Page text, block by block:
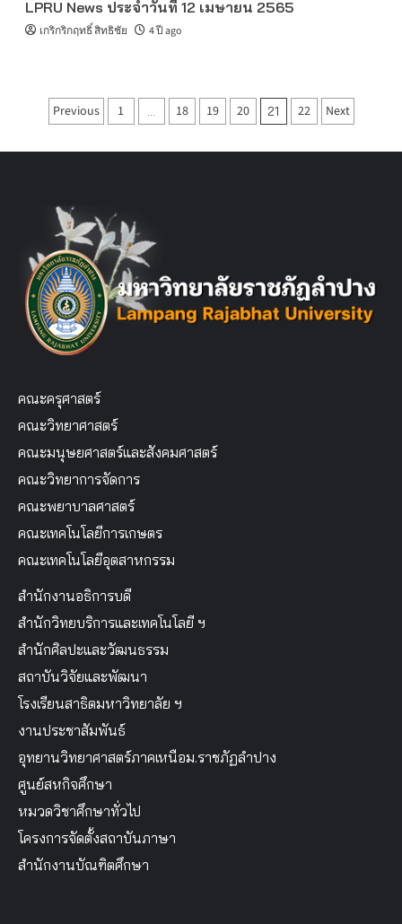
LPRU News ประจำวันที่ 12 เมษายน 2565
เกริกริกฤทธิ์ สิทธิชัย 4 ปี ago
Posts
Previous 1 … 18 19 20 21 22 Next
คณะครุศาสตร์
คณะวิทยาศาสตร์
คณะมนุษยศาสตร์และสังคมศาสตร์
คณะวิทยาการจัดการ
คณะพยาบาลศาสตร์
คณะเทคโนโลยีการเกษตร
คณะเทคโนโลยีอุตสาหกรรม
สำนักงานอธิการบดี
สำนักวิทยบริการและเทคโนโลยี ฯ
สำนักศิลปะและวัฒนธรรม
สถาบันวิจัยและพัฒนา
โรงเรียนสาธิตมหาวิทยาลัย ฯ
งานประชาสัมพันธ์
อุทยานวิทยาศาสตร์ภาคเหนือม.ราชภัฏลำปาง
ศูนย์สหกิจศึกษา
หมวดวิชาศึกษาทั่วไป
โครงการจัดตั้งสถาบันภาษา
สำนักงานบัณฑิตศึกษา